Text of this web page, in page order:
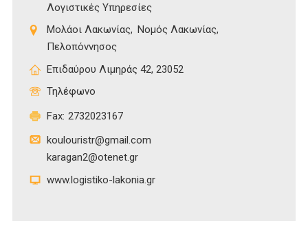
Λογιστικές Υπηρεσίες
Μολάοι Λακωνίας
Νομός Λακωνίας
Πελοπόννησος
Επιδαύρου Λιμηράς 42, 23052
Τηλέφωνο
Fax: 2732023167
koulouristr@gmail.com
karagan2@otenet.gr
www.logistiko-lakonia.gr